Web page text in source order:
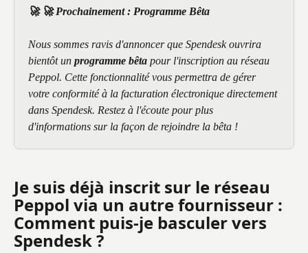
🚀 🚀 Prochainement : Programme Bêta
Nous sommes ravis d'annoncer que Spendesk ouvrira
bientôt un programme bêta pour l'inscription au réseau
Peppol. Cette fonctionnalité vous permettra de gérer
votre conformité à la facturation électronique directement
dans Spendesk. Restez à l'écoute pour plus
d'informations sur la façon de rejoindre la bêta !
Je suis déjà inscrit sur le réseau
Peppol via un autre fournisseur :
Comment puis-je basculer vers
Spendesk ?